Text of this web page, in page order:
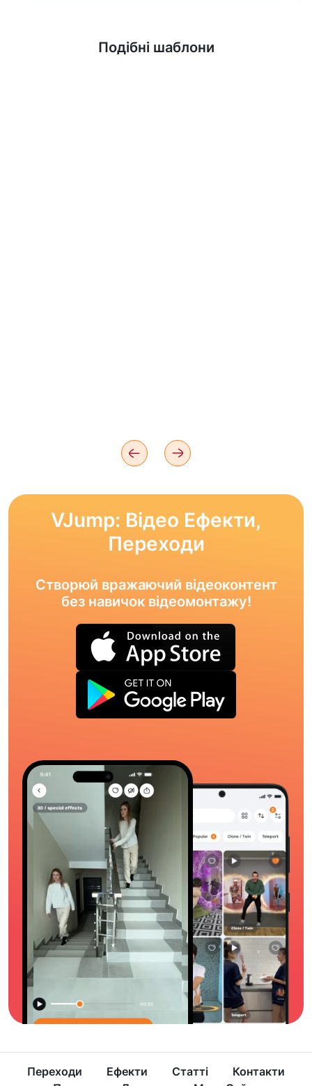
Подібні шаблони
Дізнатися більше
VJump: Відео Ефекти,
Переходи
Створюй вражаючий відеоконтент
без навичок відеомонтажу!
Переходи Ефекти Статті
Контакти